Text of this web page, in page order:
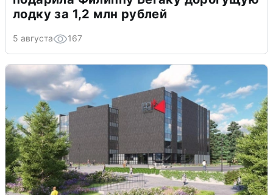
лодку за 1,2 млн рублей
5 августа 167